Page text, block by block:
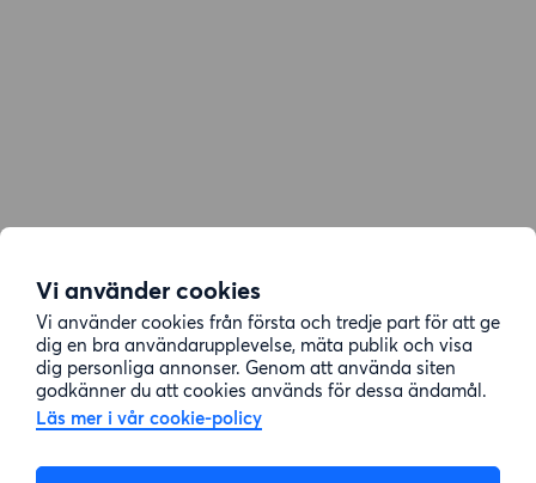
Vi använder cookies
Vi använder cookies från första och tredje part för att ge
dig en bra användarupplevelse, mäta publik och visa
dig personliga annonser. Genom att använda siten
godkänner du att cookies används för dessa ändamål.
Läs mer i vår cookie-policy